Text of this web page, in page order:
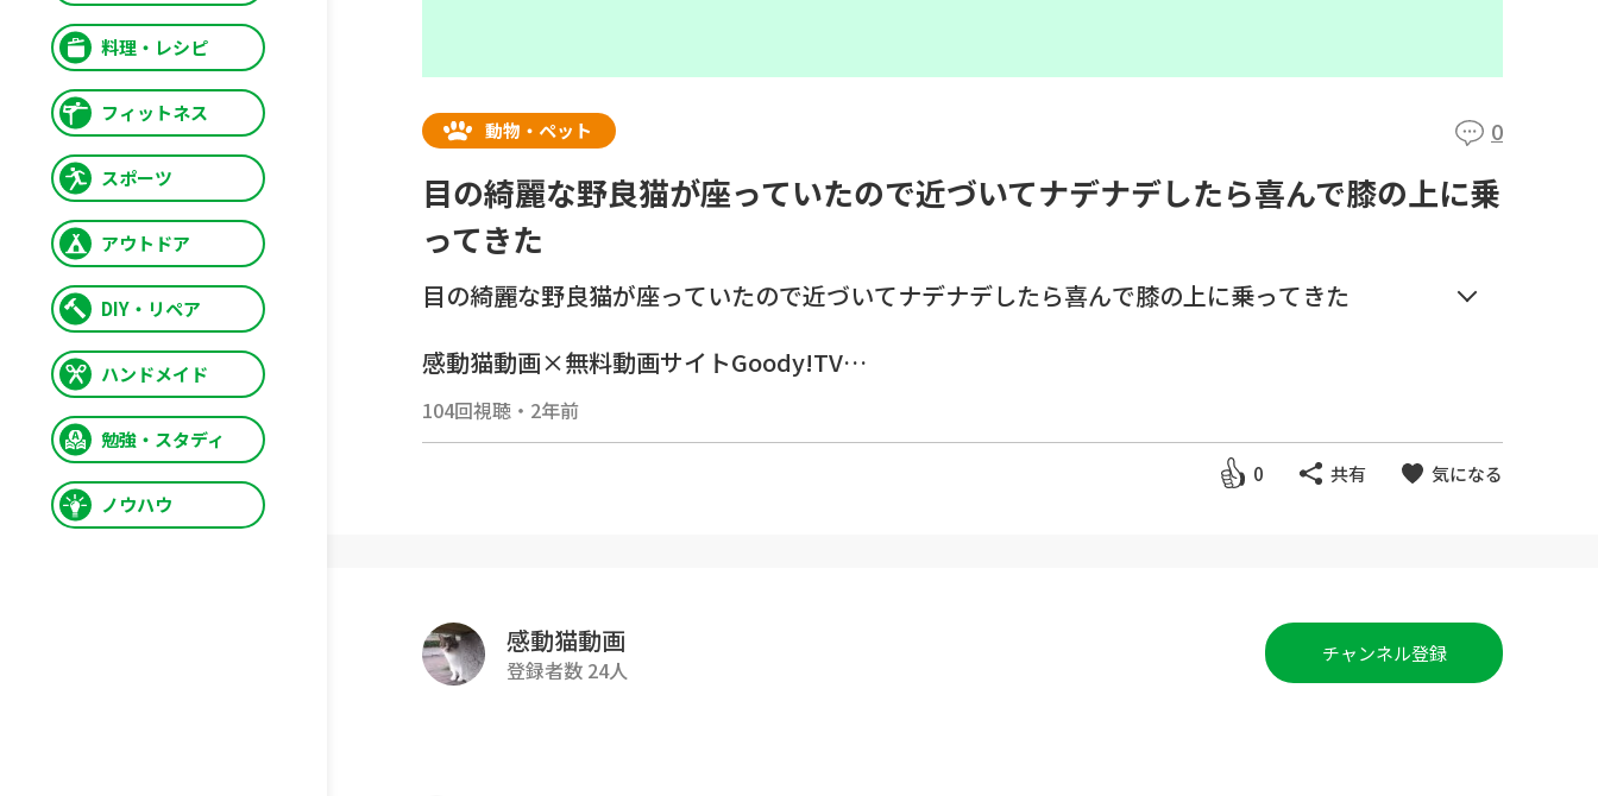
料理・レシピ
フィットネス
スポーツ
アウトドア
DIY・リペア
ハンドメイド
勉強・スタディ
ノウハウ
動物・ペット 0
目の綺麗な野良猫が座っていたので近づいてナデナデしたら喜んで膝の上に乗
ってきた
目の綺麗な野良猫が座っていたので近づいてナデナデしたら喜んで膝の上に乗ってきた
感動猫動画×無料動画サイトGoody!TV
感動猫動画Goody!TVチャンネルでは、【感動猫動画Special Selection】と称して昔の感動猫
動画の再アップロードも行ってます。
■■■■■■■■■■■■■■■■■■■■■
野良猫探索ぶらり散歩を中心に、猫島等もよく訪問します。
三毛猫、黒猫、茶トラ、ブチ猫、黒ブチ、白ブチ、サバトラ、縞模様と多種多様な猫ちゃん達
104回視聴 ・ 2年前
0 共有 気になる
感動猫動画
登録者数 24人
チャンネル登録